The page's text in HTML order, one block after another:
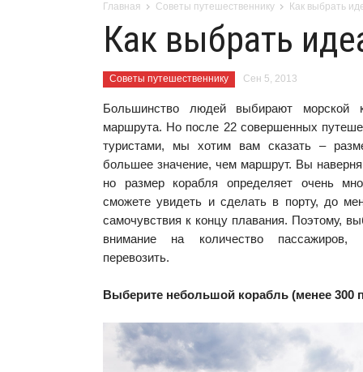
Главная Советы путешественнику Как выбрать
Как выбрать
Советы путешественнику Сен 5, 2013
Большинство людей выбирают морской
маршрута. Но после 22 совершенных
туристами, мы хотим вам сказать –
большее значение, чем маршрут. Вы
но размер корабля определяет очень
сможете увидеть и сделать в порту, до
самочувствия к концу плавания. Поэтому,
внимание на количество
перевозить.
Выберите небольшой корабль (менее 300